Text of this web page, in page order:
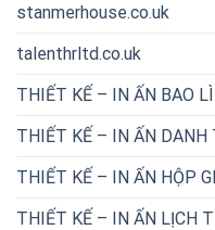
stanmerhouse.co.uk
talenthrltd.co.uk
THIẾT KẾ – IN ẤN BAO
THIẾT KẾ – IN ẤN DANH
THIẾT KẾ – IN ẤN HỘP
THIẾT KẾ – IN ẤN LỊCH